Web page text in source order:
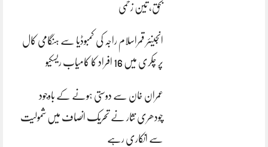
بحق، تین زخمی
انجینئر قمراسلام راجہ کی کمبوڈیا سے ہنگامی کال
پر چکری میں 16 افراد کا کامیاب ریسکیو
عمران خان سے دوستی ہونے کے باوجود
چودھری نثار نے تحریک انصاف میں شمولیت
سے انکاری رہے